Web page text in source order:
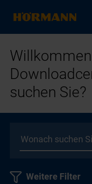
suchen Sie?
Weitere Filter